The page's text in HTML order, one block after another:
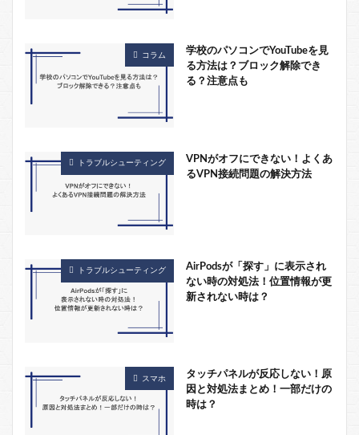
コラム
学校のパソコンでYouTubeを見
る方法は？ブロック解除でき
る？注意点も
トラブルシューティング
VPNがオフにできない！よくあ
るVPN接続問題の解決方法
トラブルシューティング
AirPodsが「探す」に表示され
ない時の対処法！位置情報が更
新されない時は？
スマホ
タッチパネルが反応しない！原
因と対処法まとめ！一部だけの
時は？